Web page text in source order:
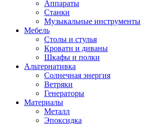
Аппараты
Станки
Музыкальные инструменты
Мебель
Столы и стулья
Кровати и диваны
Шкафы и полки
Альтернативка
Солнечная энергия
Ветряки
Генераторы
Материалы
Металл
Эпоксидка